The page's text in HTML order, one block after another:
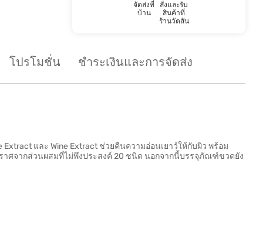
จัดส่งที่
บ้าน
สั่งและรับ
สินค้าที่
ร้านวัตสัน
โปรโมชั่น ชำระเงินและการจัดส่ง
และ Wine Extract ช่วยคืนความอ่อนเยาว์ให้กับผิว พร้อม
าศจากส่วนผสมที่ไม่พึงประสงค์ 20 ชนิด นอกจากนี้บรรจุภัณฑ์ขวดยัง